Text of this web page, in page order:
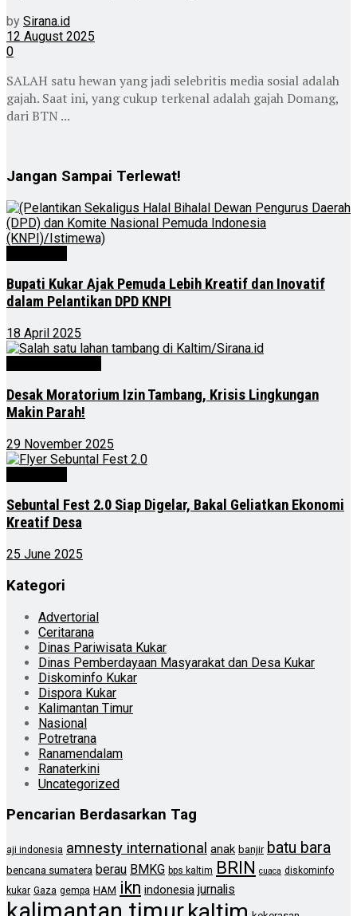
by Sirana.id
12 August 2025
0
SALAH satu hewan yang jadi selebritis media sosial adalah
gajah. Saat ini, yang cukup terkenal adalah gajah Domang,
dari BTN ...
Jangan Sampai Terlewat!
Bupati Kukar Ajak Pemuda Lebih Kreatif dan Inovatif
dalam Pelantikan DPD KNPI
18 April 2025
Desak Moratorium Izin Tambang, Krisis Lingkungan
Makin Parah!
29 November 2025
Sebuntal Fest 2.0 Siap Digelar, Bakal Geliatkan Ekonomi
Kreatif Desa
25 June 2025
Kategori
Advertorial
Ceritarana
Dinas Pariwisata Kukar
Dinas Pemberdayaan Masyarakat dan Desa Kukar
Diskominfo Kukar
Dispora Kukar
Kalimantan Timur
Nasional
Potretrana
Ranamendalam
Ranaterkini
Uncategorized
Pencarian Berdasarkan Tag
aji indonesia amnesty international anak banjir batu bara
bencana sumatera berau BMKG bps kaltim BRIN cuaca diskominfo
kukar Gaza gempa HAM ikn indonesia jurnalis